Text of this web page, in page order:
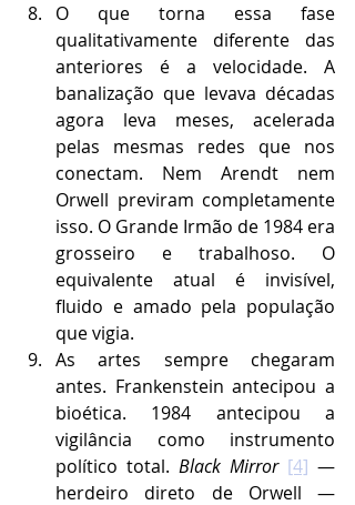
O que torna essa fase
qualitativamente diferente das
anteriores é a velocidade. A
banalização que levava décadas
agora leva meses, acelerada
pelas mesmas redes que nos
conectam. Nem Arendt nem
Orwell previram completamente
isso. O Grande Irmão de 1984 era
grosseiro e trabalhoso. O
equivalente atual é invisível,
fluido e amado pela população
que vigia.
As artes sempre chegaram
antes. Frankenstein antecipou a
bioética. 1984 antecipou a
vigilância como instrumento
político total. Black Mirror [4] —
herdeiro direto de Orwell —